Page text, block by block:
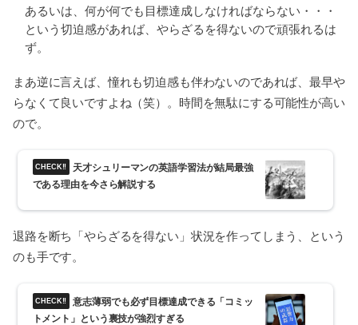
あるいは、何が何でも目標達成しなければならない・・・
という切迫感があれば、やらざるを得ないので頑張れるは
ず。
まあ逆に言えば、憧れも切迫感も伴わないのであれば、最早や
らなくて良いですよね（笑）。時間を無駄にする可能性が高い
ので。
天才シュリーマンの英語学習法が結局最強
である理由を今さら解説する
退路を断ち「やらざるを得ない」状況を作ってしまう、という
のも手です。
意志薄弱でも必ず目標達成できる「コミッ
トメント」という裏技が強烈すぎる